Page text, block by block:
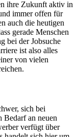
ihre Zukunft aktiv in
immer offen für
auch die heutigen
gerade Menschen
bei der Jobsuche
ist also alles
von vielen
sich bei
Bedarf an neuen
verfügt über